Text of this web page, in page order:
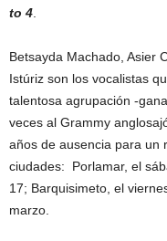
to 4
Betsayda Machado, Asier
Istúriz son los vocalistas
talentosa agrupación -
veces al Grammy
años de ausencia para un
ciudades: Porlamar, el
17; Barquisimeto, el
marzo.